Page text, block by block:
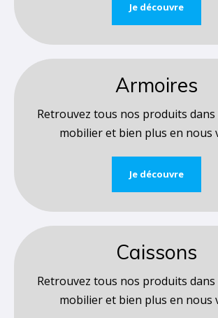
Je découvre
Armoires
Retrouvez tous nos produits
mobilier et bien plus en nous
Je découvre
Caissons
Retrouvez tous nos produits
mobilier et bien plus en nous